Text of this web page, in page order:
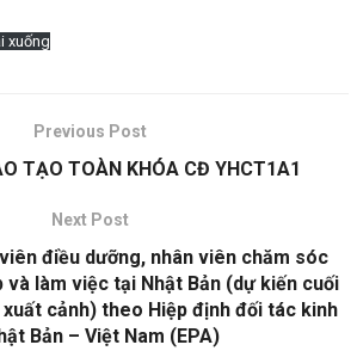
xuống
Previous Post
TẠO TOÀN KHÓA CĐ YHCT1A1
Next Post
điều dưỡng, nhân viên chăm sóc
và làm việc tại Nhật Bản (dự kiến cuối
cảnh) theo Hiệp định đối tác kinh
Bản – Việt Nam (EPA)